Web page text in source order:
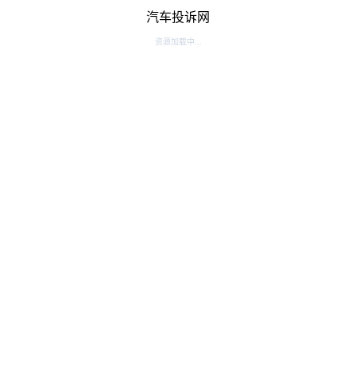
汽车投诉网
资源加载中...